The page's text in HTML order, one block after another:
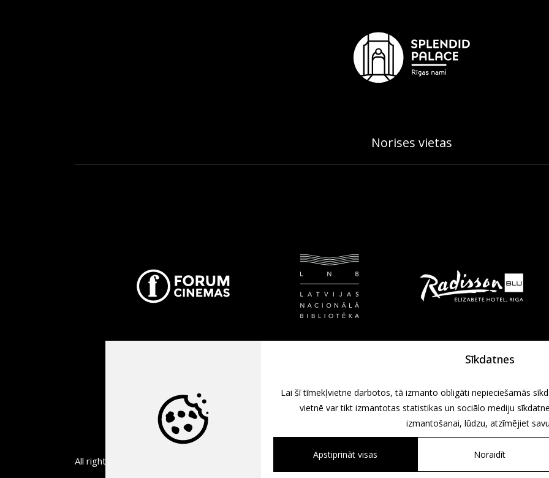
Norises vietas
All rights reserved, 2026 Design by Associates, Partners et Sons
Sīkdatnes
Lai šī tīmekļvietne darbotos, tā izmanto obligāti nepieciešamās
vietnē var tikt izmantotas statistikas un sociālo mediju
izmantošanai, lūdzu, atzīmējiet
Apstiprināt visas Noraidīt